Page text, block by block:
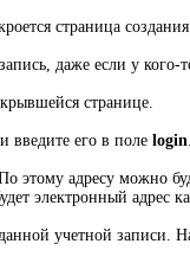
страница
даже если у кого-
странице.
введите его в поле login
адресу можно
электронный адрес
учетной записи.